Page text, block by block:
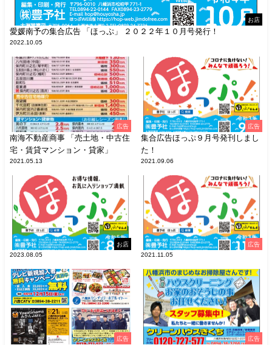
お店
愛媛南予の集合広告 「ほっぷ」 ２０２２年１０月号発行！
2022.10.05
広告
南海不動産商事 「売土地・中古住
宅・賃貸マンション・貸家」
2021.05.13
広告
集合広告ほっぷ９月号発刊しまし
た！
2021.09.06
お店
2023.08.05
広告
2021.11.05
広告 広告